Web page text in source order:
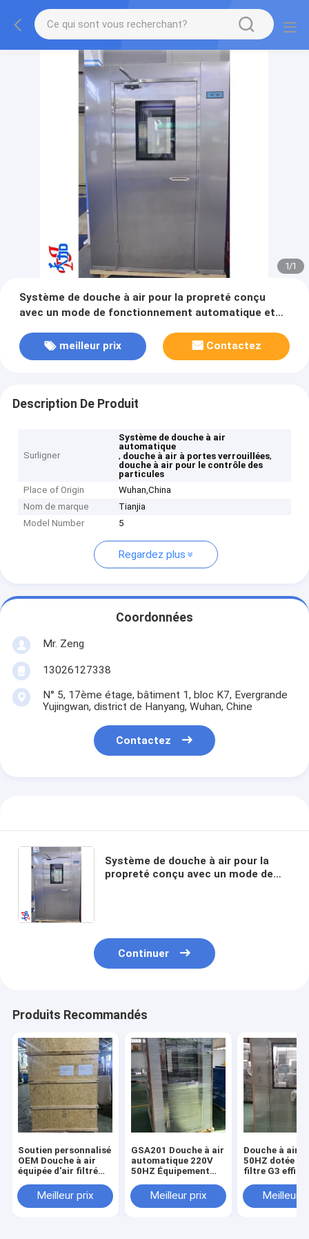
1/1
Système de douche à air pour la propreté conçu
avec un mode de fonctionnement automatique et
des particules
meilleur prix Contactez
Description De Produit
Surligner
Système de douche à air
automatique
, douche à air à portes verrouillées,
douche à air pour le contrôle des
particules
Place of Origin
Wuhan,China
Nom de marque
Tianjia
Model Number
5
Regardez plus
Coordonnées
Mr. Zeng
13026127338
N° 5, 17ème étage, bâtiment 1, bloc K7, Evergrande
Yujingwan, district de Hanyang, Wuhan, Chine
Contactez
Système de douche à air pour la
propreté conçu avec un mode de
Continuer
Produits Recommandés
Soutien personnalisé
OEM Douche à air
équipée d'air filtré
tension 220V 50HZ
Conçue pour
Meilleur prix
GSA201 Douche à air
automatique 220V
50HZ Équipement
blanche pour le
contrôle de la
Meilleur prix
Douche à air
50HZ dotée
filtre G3
externe de
Meilleur